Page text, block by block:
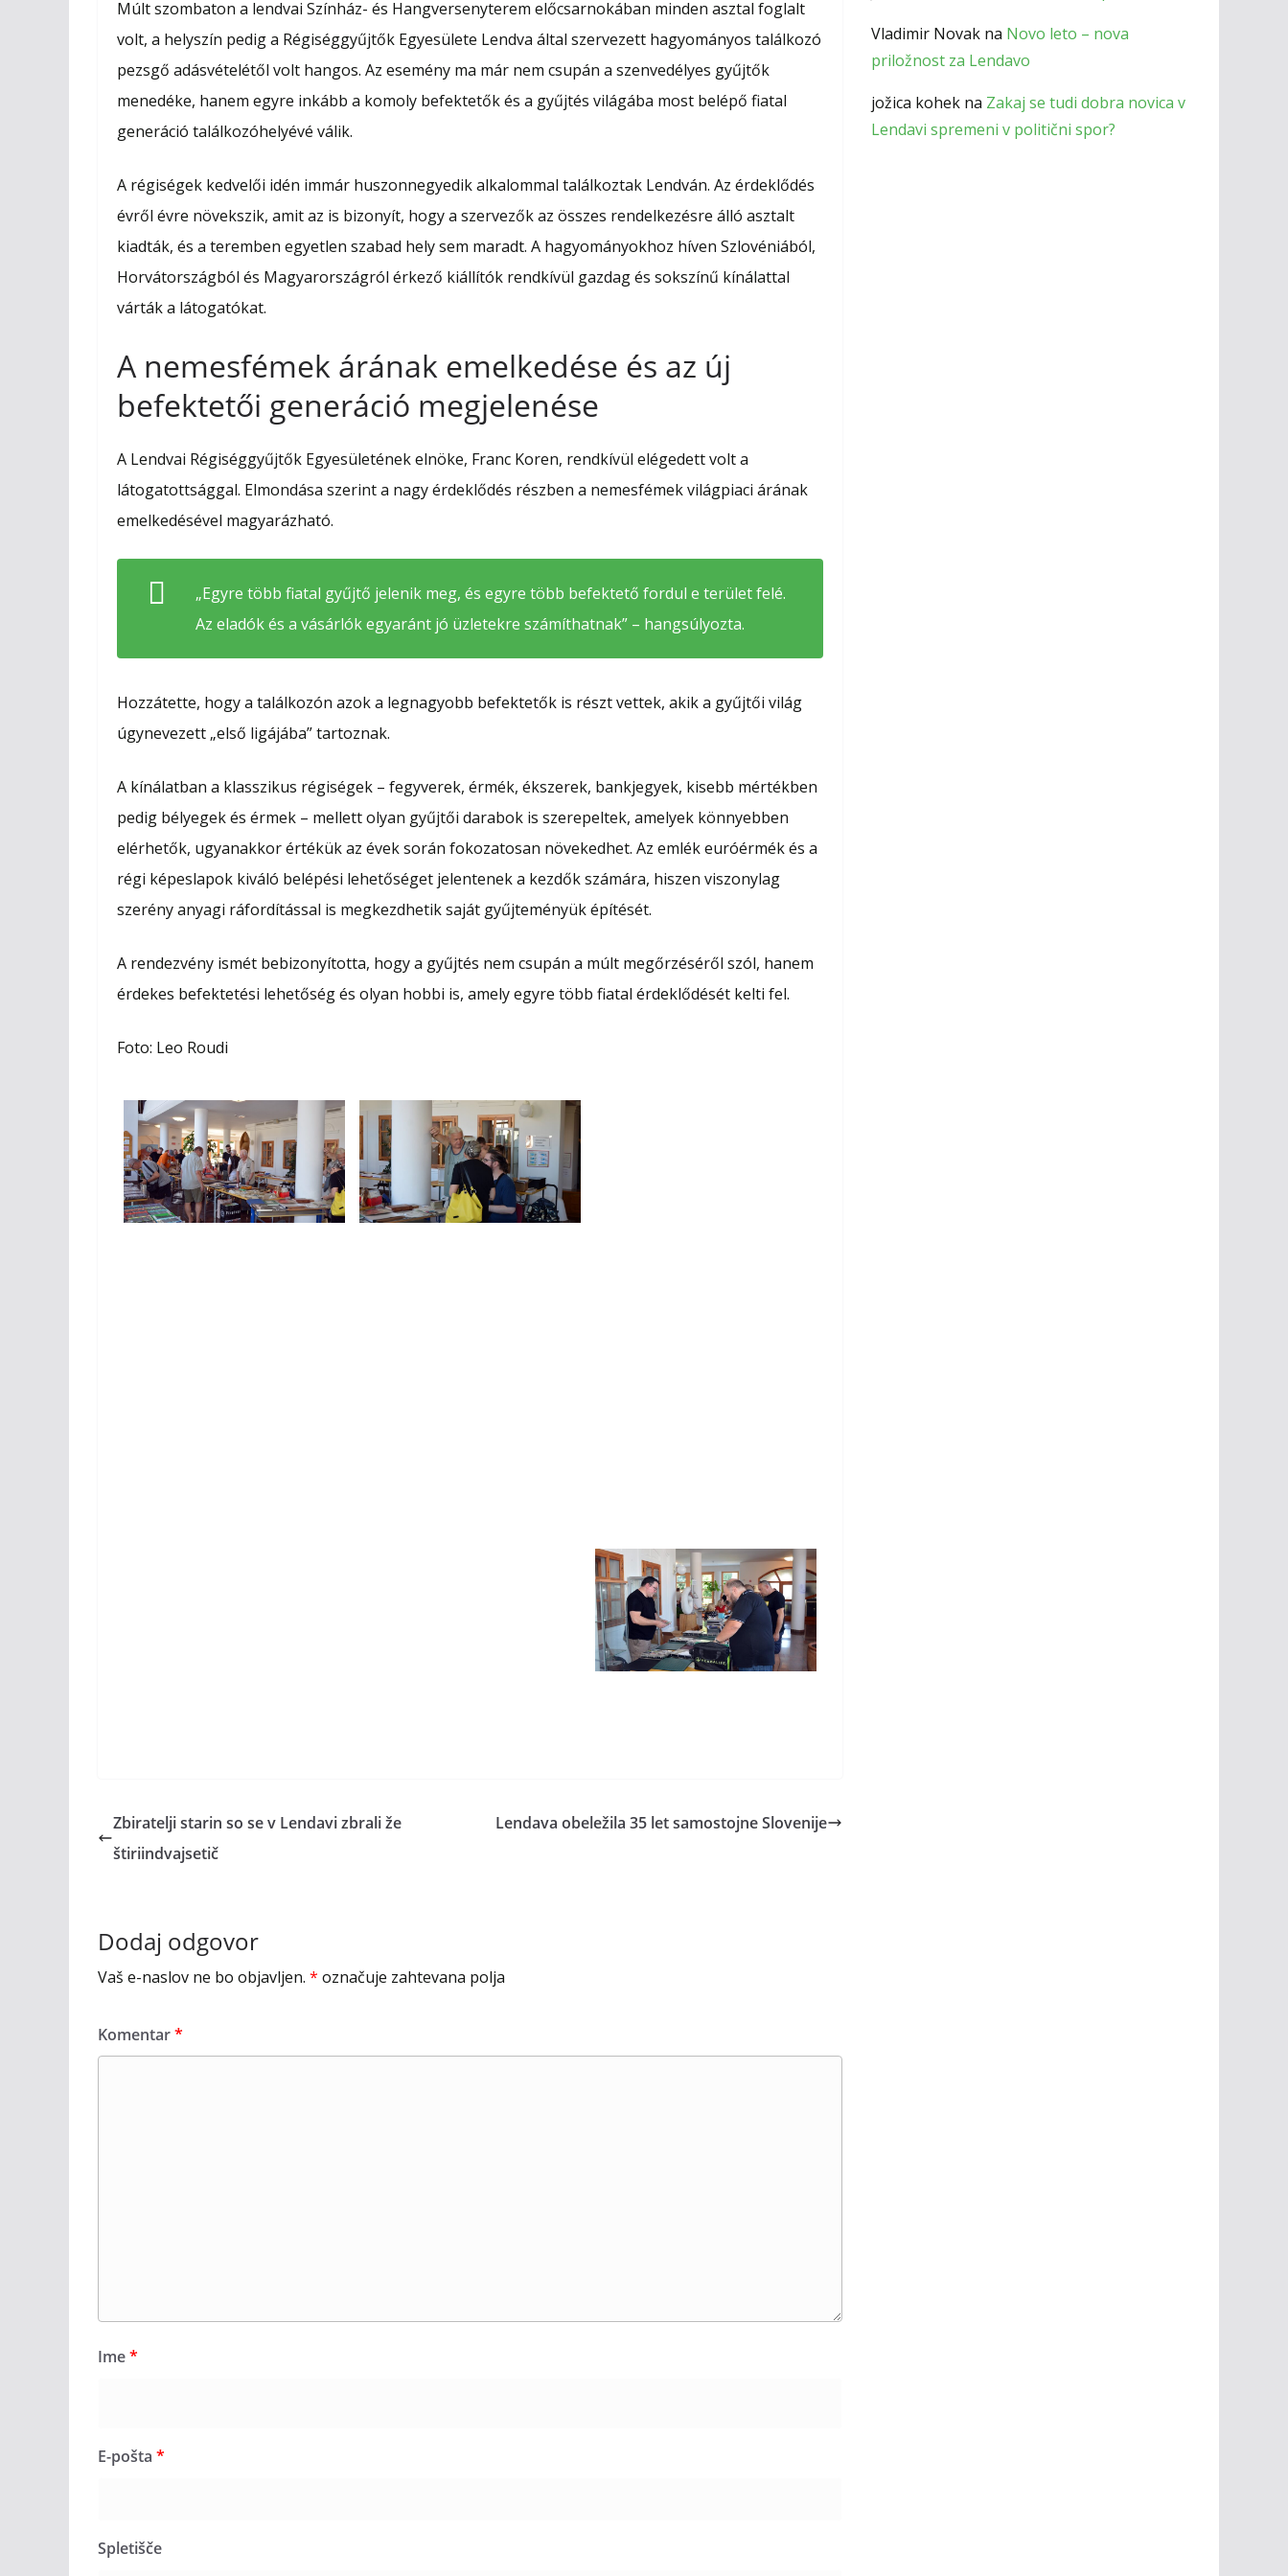
c
b
o
o
s
s
e
n
g
e
r
a
s
A
p
a
Múlt szombaton a lendvai Színház- és Hangversenyterem előcsarnokában minden asztal foglalt
volt, a helyszín pedig a Régiséggyűjtők Egyesülete Lendva által szervezett hagyományos találkozó
pezsgő adásvételétől volt hangos. Az esemény ma már nem csupán a szenvedélyes gyűjtők
menedéke, hanem egyre inkább a komoly befektetők és a gyűjtés világába most belépő fiatal
generáció találkozóhelyévé válik.
A régiségek kedvelői idén immár huszonnegyedik alkalommal találkoztak Lendván. Az érdeklődés
évről évre növekszik, amit az is bizonyít, hogy a szervezők az összes rendelkezésre álló asztalt
kiadták, és a teremben egyetlen szabad hely sem maradt. A hagyományokhoz híven Szlovéniából,
Horvátországból és Magyarországról érkező kiállítók rendkívül gazdag és sokszínű kínálattal
várták a látogatókat.
A nemesfémek árának emelkedése és az új
befektetői generáció megjelenése
A Lendvai Régiséggyűjtők Egyesületének elnöke, Franc Koren, rendkívül elégedett volt a
látogatottsággal. Elmondása szerint a nagy érdeklődés részben a nemesfémek világpiaci árának
emelkedésével magyarázható.
„Egyre több fiatal gyűjtő jelenik meg, és egyre több befektető fordul e terület felé.
Az eladók és a vásárlók egyaránt jó üzletekre számíthatnak” – hangsúlyozta.
Hozzátette, hogy a találkozón azok a legnagyobb befektetők is részt vettek, akik a gyűjtői világ
úgynevezett „első ligájába” tartoznak.
A kínálatban a klasszikus régiségek – fegyverek, érmék, ékszerek, bankjegyek, kisebb mértékben
pedig bélyegek és érmek – mellett olyan gyűjtői darabok is szerepeltek, amelyek könnyebben
elérhetők, ugyanakkor értékük az évek során fokozatosan növekedhet. Az emlék euróérmék és a
régi képeslapok kiváló belépési lehetőséget jelentenek a kezdők számára, hiszen viszonylag
szerény anyagi ráfordítással is megkezdhetik saját gyűjteményük építését.
A rendezvény ismét bebizonyította, hogy a gyűjtés nem csupán a múlt megőrzéséről szól, hanem
érdekes befektetési lehetőség és olyan hobbi is, amely egyre több fiatal érdeklődését kelti fel.
Foto: Leo Roudi
Zbiratelji starin so se v Lendavi zbrali že
štiriindvajsetič
Lendava obeležila 35 let samostojne Slovenije
Dodaj odgovor
Vaš e-naslov ne bo objavljen. * označuje zahtevana polja
Komentar*
Ime*
E-pošta *
Spletišče
Vladimir Novak na Novo leto – nova
priložnost za Lendavo
jožica kohek na Zakaj se tudi dobra novica v
Lendavi spremeni v politični spor?